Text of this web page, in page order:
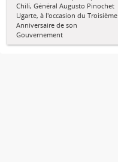
Chilí, Général Augusto Pinochet
Ugarte, à l'occasion du Troisième
Anniversaire de son
Gouvernement